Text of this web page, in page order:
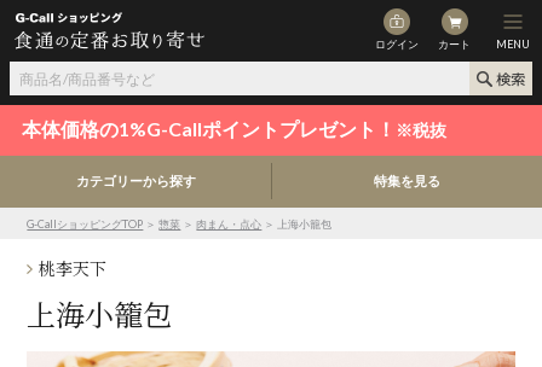
ログイン カート MENU
本体価格の1%G-Callポイントプレゼント！ ※税抜
カテゴリーから探す 特集を見る
G-CallショッピングTOP ＞惣菜 ＞肉まん・点心 ＞ 上海小籠包
桃李天下
上海小籠包